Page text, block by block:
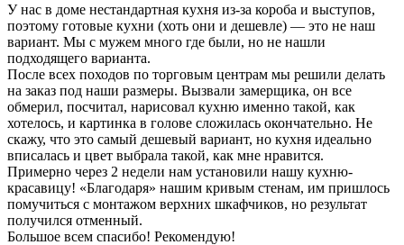
У нас в доме нестандартная кухня из-за короба и выступов,
поэтому готовые кухни (хоть они и дешевле) — это не наш
вариант. Мы с мужем много где были, но не нашли
подходящего варианта.
После всех походов по торговым центрам мы решили делать
на заказ под наши размеры. Вызвали замерщика, он все
обмерил, посчитал, нарисовал кухню именно такой, как
хотелось, и картинка в голове сложилась окончательно. Не
скажу, что это самый дешевый вариант, но кухня идеально
вписалась и цвет выбрала такой, как мне нравится.
Примерно через 2 недели нам установили нашу кухню-
красавицу! «Благодаря» нашим кривым стенам, им пришлось
помучиться с монтажом верхних шкафчиков, но результат
получился отменный.
Большое всем спасибо! Рекомендую!